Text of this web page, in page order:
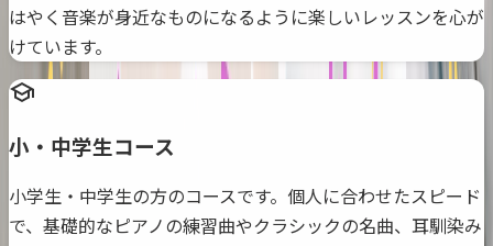
はやく音楽が身近なものになるように楽しいレッスンを心が
けています。
小・中学生コース
小学生・中学生の方のコースです。個人に合わせたスピード
で、基礎的なピアノの練習曲やクラシックの名曲、耳馴染み